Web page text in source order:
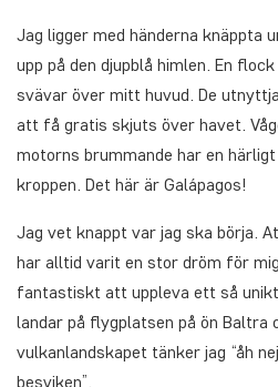
Jag ligger med händerna knäppta
upp på den djupblå himlen. En
svävar över mitt huvud. De
att få gratis skjuts över havet.
motorns brummande har en
kroppen. Det här är Galápagos!
Jag vet knappt var jag ska börja.
har alltid varit en stor dröm för
fantastiskt att uppleva ett så unikt
landar på flygplatsen på ön Baltra
vulkanlandskapet tänker jag “åh
besviken”.